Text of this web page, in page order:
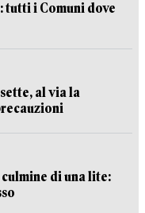
tutti i Comuni dove
al via la
di una lite: